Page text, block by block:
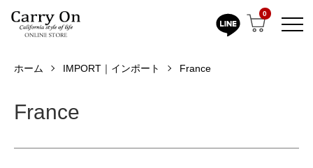
0
ホーム IMPORT｜インポート France
France